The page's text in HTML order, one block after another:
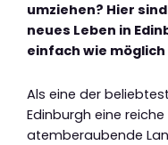
umziehen? Hier
neues Leben in
einfach wie
Als eine der
Edinburgh eine
atemberaubende